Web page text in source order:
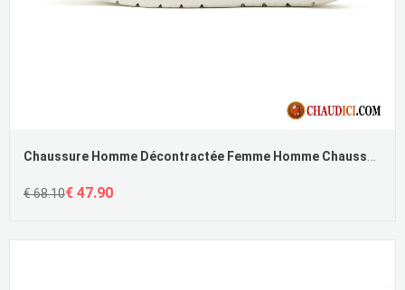
Chaussure Homme Décontractée Femme Homme Chaussures De Course Lumière Pas Cher
€ 68.10€ 47.90